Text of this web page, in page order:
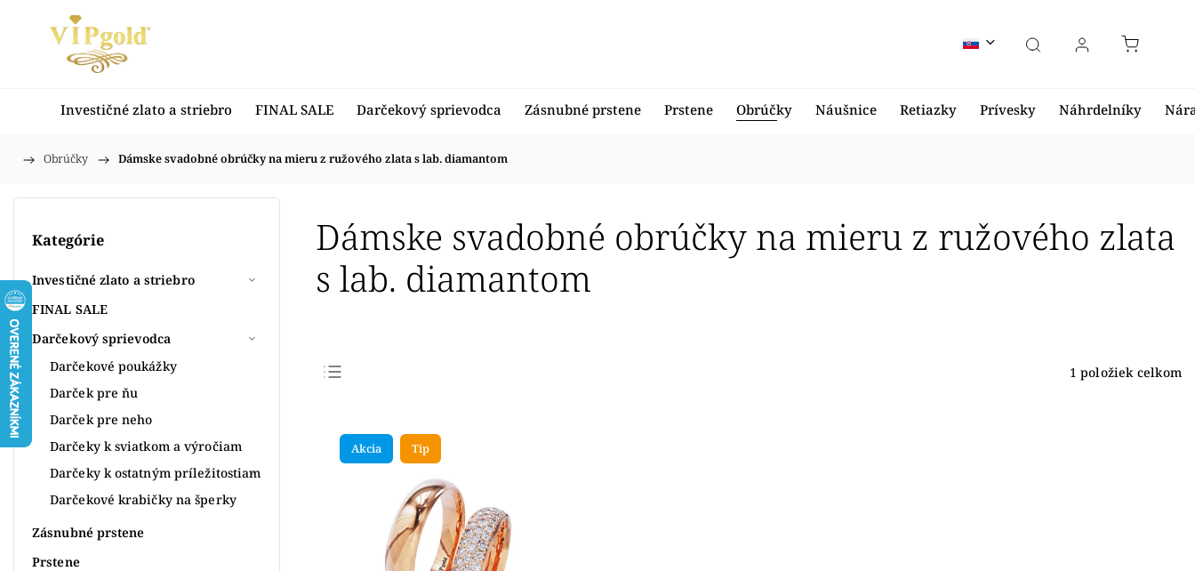
Investičné zlato a striebro FINAL SALE Darčekový sprievodca Zásnubné prstene Prstene Obrúčky Náušnice Retiazky Prívesky Náhrdelníky
Domov
/ Obrúčky / Dámske svadobné obrúčky na mieru z ružového zlata s lab. diamantom
Kategórie
Investičné zlato a striebro
FINAL SALE
Darčekový sprievodca
Darčekové poukážky
Darček pre ňu
Darček pre neho
Darčeky k sviatkom a výročiam
Darčeky k ostatným príležitostiam
Darčekové krabičky na šperky
Zásnubné prstene
Prstene
Dámske svadobné obrúčky na mieru z ružového zlata
s lab. diamantom
Najlacnejšie
Najdrahšie
Abecedne
1 položiek celkom
Akcia Tip